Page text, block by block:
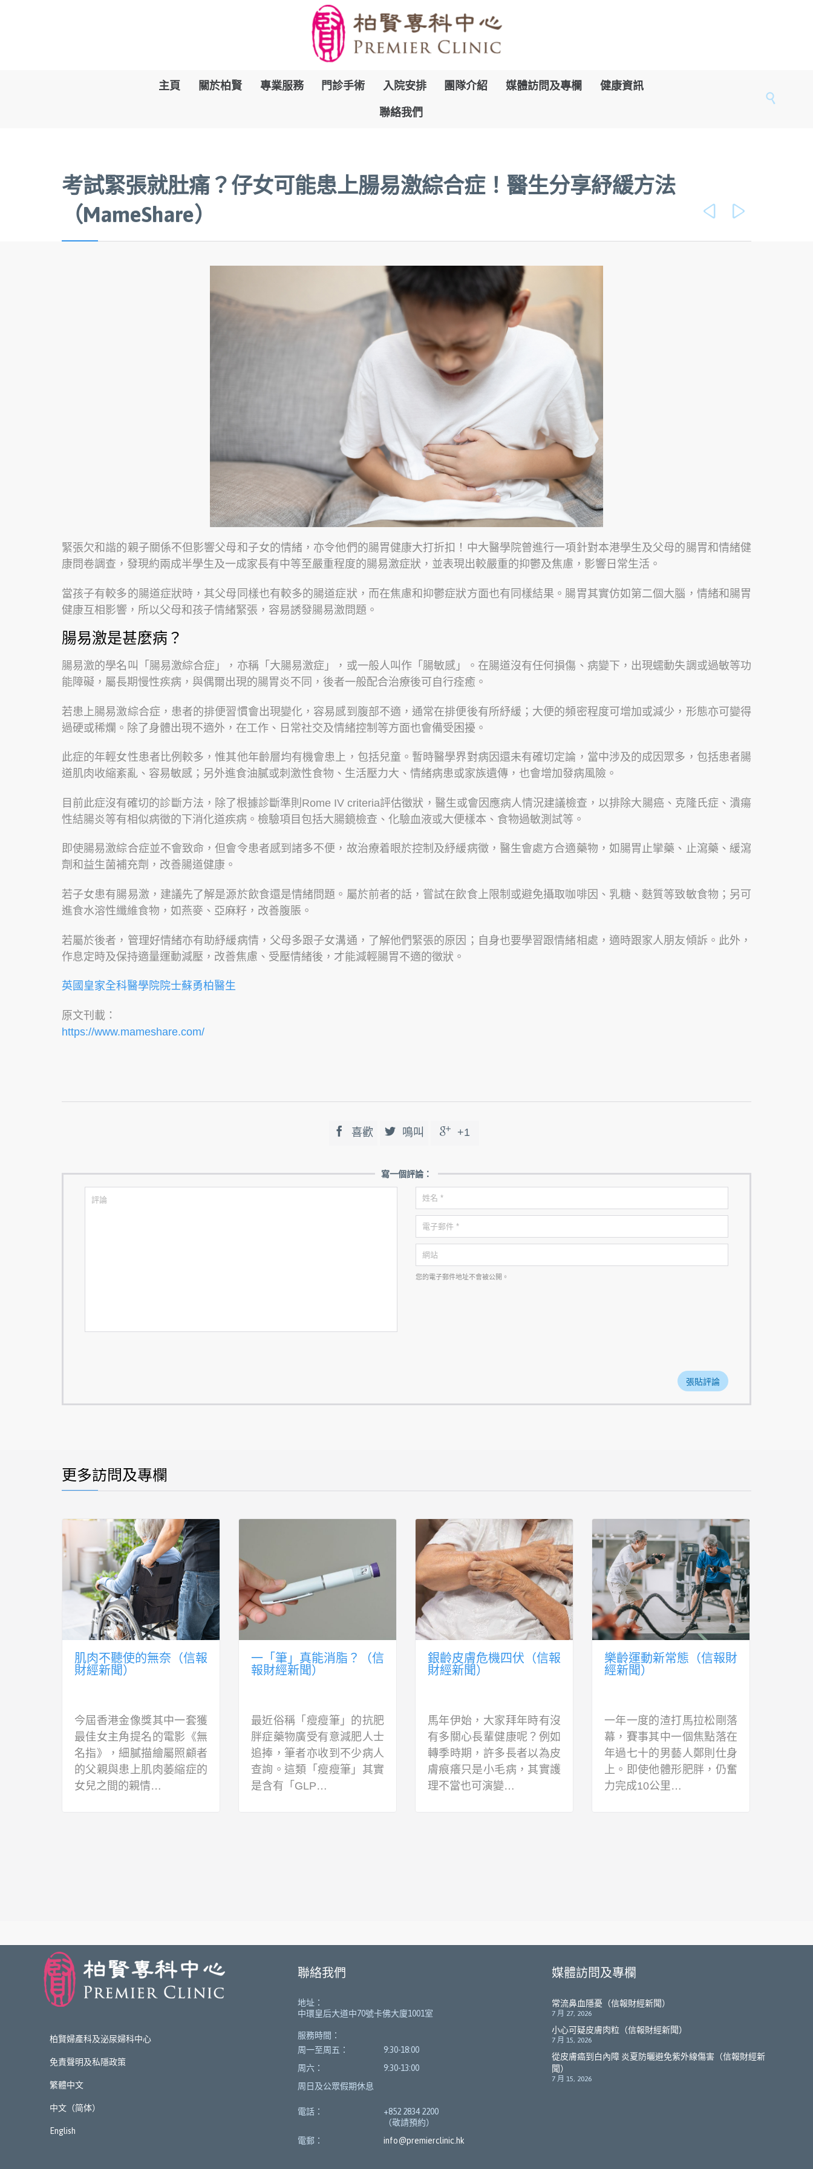
跳
內
主頁 關於柏賢 專業服務 門診手術 入院安排 團隊介紹 媒體訪問及專欄 健康資訊
聯絡我們

考試緊張就肚痛？仔女可能患上腸易激綜合症！醫生分享紓緩方法
（MameShare）
 
緊張欠和諧的親子關係不但影響父母和子女的情緒，亦令他們的腸胃健康大打折扣！中大醫學院曾進行一項針對本港學生及父母的腸胃和情緒健
康問卷調查，發現約兩成半學生及一成家長有中等至嚴重程度的腸易激症狀，並表現出較嚴重的抑鬱及焦慮，影響日常生活。
當孩子有較多的腸道症狀時，其父母同樣也有較多的腸道症狀，而在焦慮和抑鬱症狀方面也有同樣結果。腸胃其實仿如第二個大腦，情緒和腸胃
健康互相影響，所以父母和孩子情緒緊張，容易誘發腸易激問題。
腸易激是甚麼病？
腸易激的學名叫「腸易激綜合症」，亦稱「大腸易激症」，或一般人叫作「腸敏感」。在腸道沒有任何損傷、病變下，出現蠕動失調或過敏等功
能障礙，屬長期慢性疾病，與偶爾出現的腸胃炎不同，後者一般配合治療後可自行痊癒。
若患上腸易激綜合症，患者的排便習慣會出現變化，容易感到腹部不適，通常在排便後有所紓緩；大便的頻密程度可增加或減少，形態亦可變得
過硬或稀爛。除了身體出現不適外，在工作、日常社交及情緒控制等方面也會備受困擾。
此症的年輕女性患者比例較多，惟其他年齡層均有機會患上，包括兒童。暫時醫學界對病因還未有確切定論，當中涉及的成因眾多，包括患者腸
道肌肉收縮紊亂、容易敏感；另外進食油膩或刺激性食物、生活壓力大、情緒病患或家族遺傳，也會增加發病風險。
目前此症沒有確切的診斷方法，除了根據診斷準則Rome IV criteria評估徵狀，醫生或會因應病人情況建議檢查，以排除大腸癌、克隆氏症、潰瘍
性結腸炎等有相似病徵的下消化道疾病。檢驗項目包括大腸鏡檢查、化驗血液或大便樣本、食物過敏測試等。
即使腸易激綜合症並不會致命，但會令患者感到諸多不便，故治療着眼於控制及紓緩病徵，醫生會處方合適藥物，如腸胃止攣藥、止瀉藥、緩瀉
劑和益生菌補充劑，改善腸道健康。
若子女患有腸易激，建議先了解是源於飲食還是情緒問題。屬於前者的話，嘗試在飲食上限制或避免攝取咖啡因、乳糖、麩質等致敏食物；另可
進食水溶性纖維食物，如燕麥、亞麻籽，改善腹脹。
若屬於後者，管理好情緒亦有助紓緩病情，父母多跟子女溝通，了解他們緊張的原因；自身也要學習跟情緒相處，適時跟家人朋友傾訴。此外，
作息定時及保持適量運動減壓，改善焦慮、受壓情緒後，才能減輕腸胃不適的徵狀。
英國皇家全科醫學院院士蘇勇柏醫生
原文刊載：
https://www.mameshare.com/
 喜歡  鳴叫  +1
寫一個評論：
您的電子郵件地址不會被公開。
更多訪問及專欄
肌肉不聽使的無奈（信報
財經新聞）
今屆香港金像獎其中一套獲
最佳女主角提名的電影《無
名指》，細膩描繪屬照顧者
的父親與患上肌肉萎縮症的
女兒之間的親情…
一「筆」真能消脂？（信
報財經新聞）
最近俗稱「瘦瘦筆」的抗肥
胖症藥物廣受有意減肥人士
追捧，筆者亦收到不少病人
查詢。這類「瘦瘦筆」其實
是含有「GLP…
銀齡皮膚危機四伏（信報
財經新聞）
馬年伊始，大家拜年時有沒
有多關心長輩健康呢？例如
轉季時期，許多長者以為皮
膚痕癢只是小毛病，其實護
理不當也可演變…
樂齡運動新常態（信報財
經新聞）
一年一度的渣打馬拉松剛落
幕，賽事其中一個焦點落在
年過七十的男藝人鄭則仕身
上。即使他體形肥胖，仍奮
力完成10公里…
柏賢婦產科及泌尿婦科中心
免責聲明及私隱政策
繁體中文
中文（简体）
English
聯絡我們
地址：
中環皇后大道中70號卡佛大廈1001室
服務時間：
周一至周五：
9:30-18:00
周六：
9:30-13:00
周日及公眾假期休息
電話：
+852 2834 2200
（敬請預約）
電郵：
info@premierclinic.hk
媒體訪問及專欄
常流鼻血隱憂（信報財經新聞）
7 月 27, 2026
小心可疑皮膚肉粒（信報財經新聞）
7 月 15, 2026
從皮膚癌到白內障 炎夏防曬避免紫外線傷害（信報財經新
聞）
7 月 15, 2026